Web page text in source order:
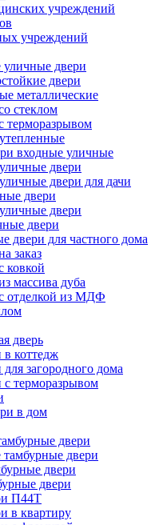
учреждений
учреждений
уличные двери
двери
металлические
стеклом
терморазрывом
входные уличные
двери
двери для дачи
двери
двери
двери
двери для частного дома
заказ
ковкой
массива дуба
отделкой из МДФ
дверь
коттедж
загородного дома
терморазрывом
в дом
двери
тамбурные двери
двери
двери
П44Т
в квартиру